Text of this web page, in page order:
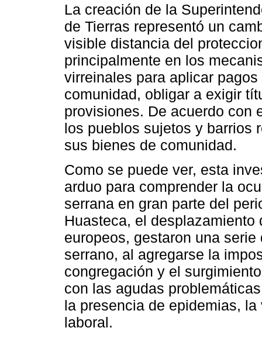
La creación de la
de Tierras representó un
visible distancia del
principalmente en los
virreinales para aplicar
comunidad, obligar a exigir
provisiones. De acuerdo con
los pueblos sujetos y barrios
sus bienes de comunidad.
Como se puede ver, esta
arduo para comprender la
serrana en gran parte del
Huasteca, el
europeos, gestaron una
serrano, al agregarse la
congregación y el
con las agudas
la presencia de epidemias,
laboral.